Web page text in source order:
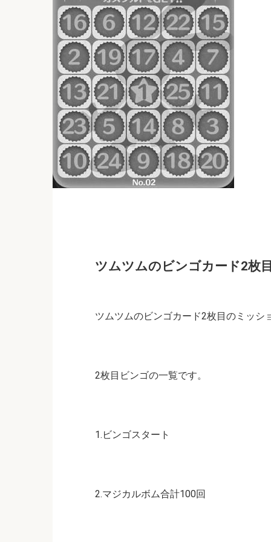
ツムツムのビンゴカード2枚
ツムツムのビンゴカード2枚目のミッシ
2枚目ビンゴの一覧です。
1.ビンゴスタート
2.マジカルボム合計100回